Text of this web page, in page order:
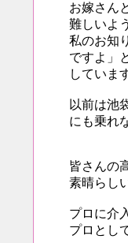
お嫁さん
難しいよ
私のお知
ですよ」
していま
以前は池
にも乗れ
皆さんの
素晴らし
プロに介
プロとし